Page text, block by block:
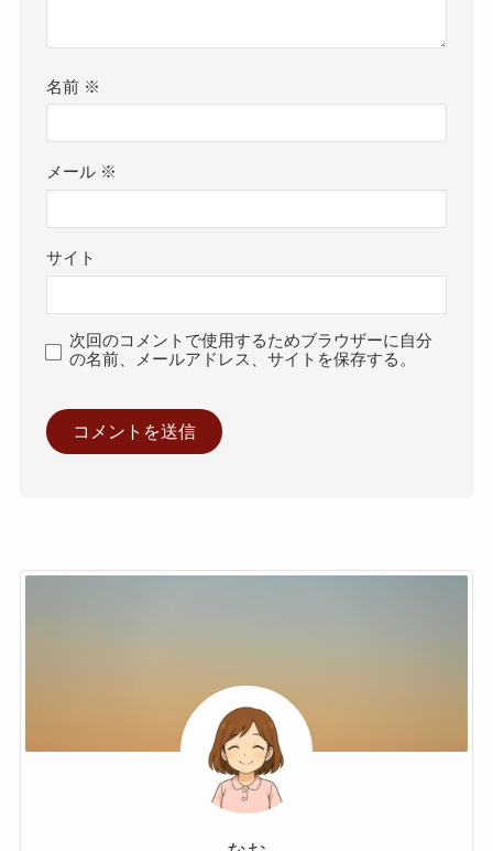
名前 ※
メール ※
サイト
次回のコメントで使用するためブラウザーに自分
の名前、メールアドレス、サイトを保存する。